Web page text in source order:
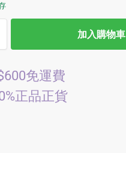
加入購物車
免運費
正品正貨